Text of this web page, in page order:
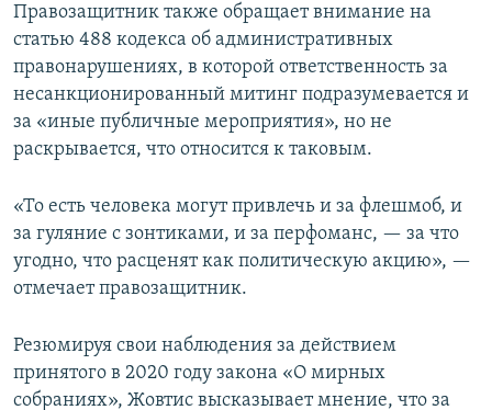
Правозащитник также обращает внимание на
статью 488 кодекса об административных
правонарушениях, в которой ответственность за
несанкционированный митинг подразумевается и
за «иные публичные мероприятия», но не
раскрывается, что относится к таковым.
«То есть человека могут привлечь и за флешмоб, и
за гуляние с зонтиками, и за перфоманс, — за что
угодно, что расценят как политическую акцию», —
отмечает правозащитник.
Резюмируя свои наблюдения за действием
принятого в 2020 году закона «О мирных
собраниях», Жовтис высказывает мнение, что за